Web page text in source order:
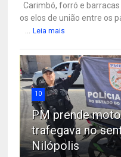
Carimbó, forró e
os elos de união entre os
... Leia mais
10
PM prende
trafegava no
Nilópolis